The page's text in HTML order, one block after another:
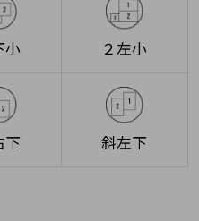
小 ２左小
下 斜左下